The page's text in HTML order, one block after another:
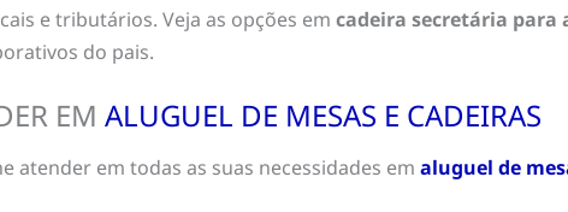
e tributários. Veja as opções em cadeira secretária para
do pais.
EM ALUGUEL DE MESAS E CADEIRAS
atender em todas as suas necessidades em aluguel de